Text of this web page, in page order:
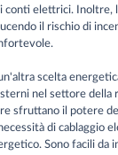
conti elettrici. Inoltre,
il rischio di
scelta
nel settore della
sfruttano il potere
di cablaggio
Sono facili da